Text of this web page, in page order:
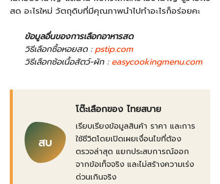
สด อะไรใหม่ วัตถุดิบที่มีคุณภาพนำไปทำอะไรก็อร่อยคะ
ข้อมูลอื่นของการเลือกอาหารสด
วิธีเลือกซื้อหอยสด :pstip.com
วิธีเลือกซ้อเนื้อสัตว์-ผัก :easycookingmenu.com
สบ
โต๊ะเลือกของ ไทยสบาย
เรียบเรียงข้อมูลสินค้า ราคา และการ
ใช้ชีวิตโดยเปิดเผยเงื่อนไขที่ต้อง
ตรวจล่าสุด แยกประสบการณ์ออก
จากข้อเท็จจริง และไม่สร้างความเร่ง
ด่วนเกินจริง